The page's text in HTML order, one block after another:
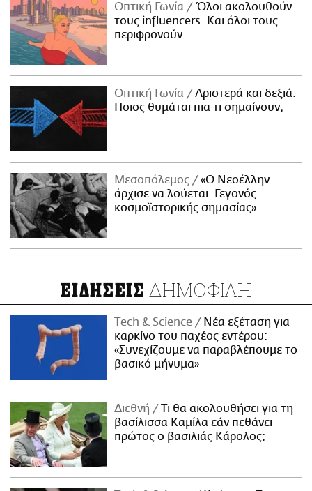
Οπτική Γωνία
Όλοι ακολουθούν
τους influencers. Και όλοι τους
περιφρονούν.
Οπτική Γωνία
Αριστερά και δεξιά:
Ποιος θυμάται πια τι σημαίνουν;
Μεσοπόλεμος
«Ο Νεοέλλην
άρχισε να λούεται. Γεγονός
κοσμοϊστορικής σημασίας»
ΕΙΔΗΣΕΙΣ ΔΗΜΟΦΙΛΗ
Τech & Science
Νέα εξέταση για
καρκίνο του παχέος εντέρου:
«Συνεχίζουμε να παραβλέπουμε το
βασικό μήνυμα»
Διεθνή
Τι θα ακολουθήσει για τη
βασίλισσα Καμίλα εάν πεθάνει
πρώτος ο βασιλιάς Κάρολος;